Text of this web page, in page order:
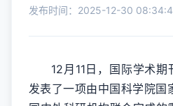
发布时间：2025-12-30
12月11日，国际学术期
发表了一项由中国科学院国